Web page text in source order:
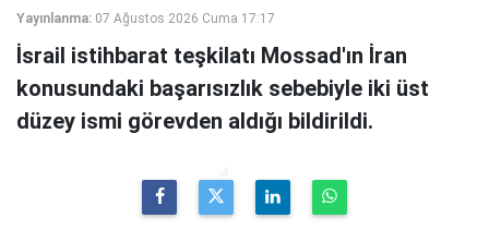
Yayınlanma: 07 Ağustos 2026 Cuma 17:17
İsrail istihbarat teşkilatı Mossad'ın İran
konusundaki başarısızlık sebebiyle iki üst
düzey ismi görevden aldığı bildirildi.